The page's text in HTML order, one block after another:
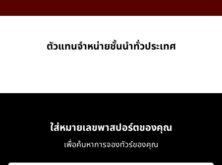
ตัวแทนจำหน่ายชั้นนำทั่วประเทศ
ใส่หมายเลขพาสปอร์ตของคุณ
เพื่อค้นหาการจองทัวร์ของคุณ